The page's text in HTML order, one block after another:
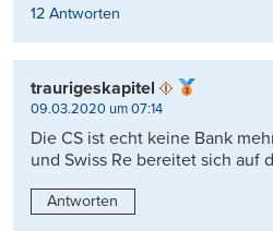
12 Antworten
traurigeskapitel
09.03.2020 um 07:14
Die CS ist echt keine Bank
und Swiss Re bereitet sich auf
Antworten